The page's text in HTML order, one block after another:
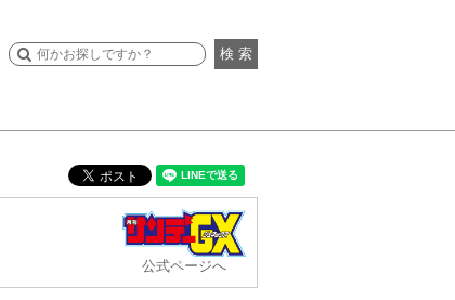
検 索
公式ページへ